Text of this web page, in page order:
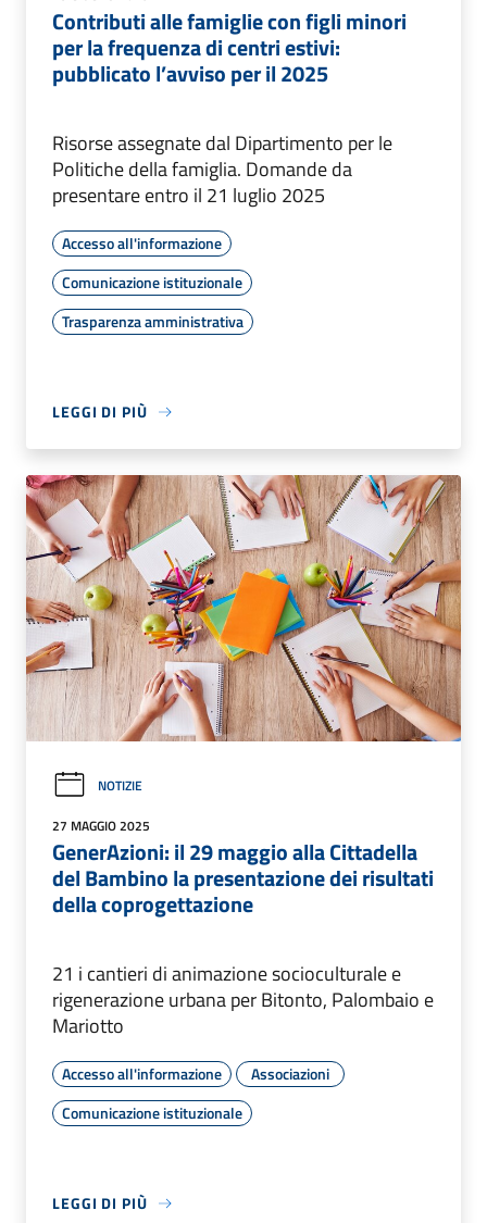
Contributi alle famiglie con figli minori
per la frequenza di centri estivi:
pubblicato l’avviso per il 2025
Risorse assegnate dal Dipartimento per le
Politiche della famiglia. Domande da
presentare entro il 21 luglio 2025
Accesso all'informazione
Comunicazione istituzionale
Trasparenza amministrativa
LEGGI DI PIÙ
NOTIZIE
27 MAGGIO 2025
GenerAzioni: il 29 maggio alla Cittadella
del Bambino la presentazione dei risultati
della coprogettazione
21 i cantieri di animazione socioculturale e
rigenerazione urbana per Bitonto, Palombaio e
Mariotto
Accesso all'informazione
Associazioni
Comunicazione istituzionale
LEGGI DI PIÙ